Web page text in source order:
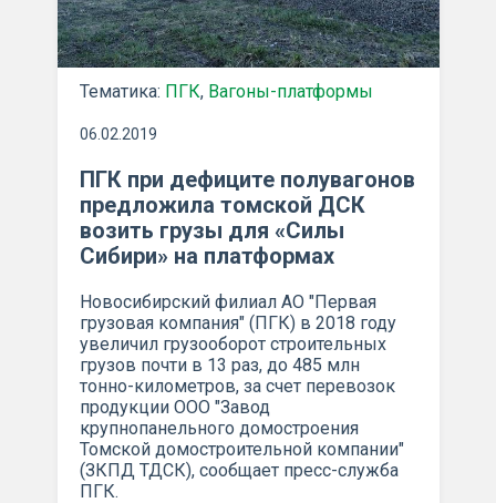
Тематика: ПГК, Вагоны-платформы
06.02.2019
ПГК при дефиците полувагонов
предложила томской ДСК
возить грузы для «Силы
Сибири» на платформах
Новосибирский филиал АО "Первая
грузовая компания" (ПГК) в 2018 году
увеличил грузооборот строительных
грузов почти в 13 раз, до 485 млн
тонно-километров, за счет перевозок
продукции ООО "Завод
крупнопанельного домостроения
Томской домостроительной компании"
(ЗКПД ТДСК), сообщает пресс-служба
ПГК.